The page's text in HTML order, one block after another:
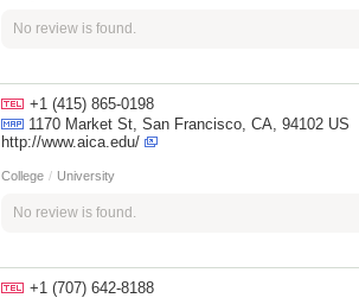
No review is found.
+1 (415) 865-0198
1170 Market St, San Francisco, CA, 94102 US
http://www.aica.edu/
College / University
No review is found.
+1 (707) 642-8188